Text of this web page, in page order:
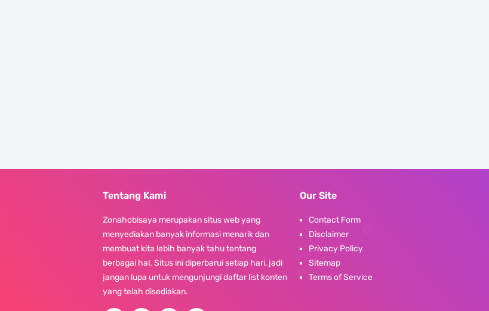
Tentang Kami
Zonahobisaya merupakan situs web yang
menyediakan banyak informasi menarik dan
membuat kita lebih banyak tahu tentang
berbagai hal. Situs ini diperbarui setiap hari, jadi
jangan lupa untuk mengunjungi daftar list konten
yang telah disediakan.
Our Site
Contact Form
Disclaimer
Privacy Policy
Sitemap
Terms of Service